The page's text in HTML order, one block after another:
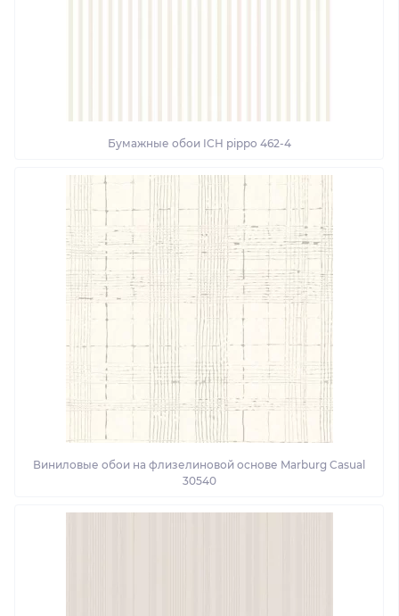
Бумажные обои ICH pippo 462-4
Виниловые обои на флизелиновой основе Marburg Casual
30540